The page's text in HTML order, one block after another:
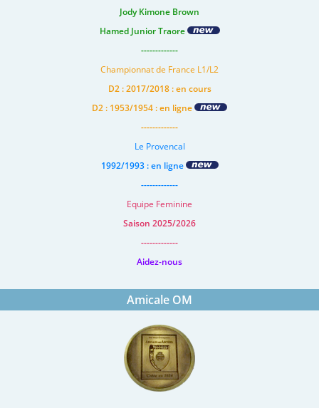
Jody Kimone Brown
Hamed Junior Traore
-------------
Championnat de France L1/L2
D2 : 2017/2018 : en cours
D2 : 1953/1954 : en ligne
-------------
Le Provencal
1992/1993 : en ligne
-------------
Equipe Feminine
Saison 2025/2026
-------------
Aidez-nous
Amicale OM